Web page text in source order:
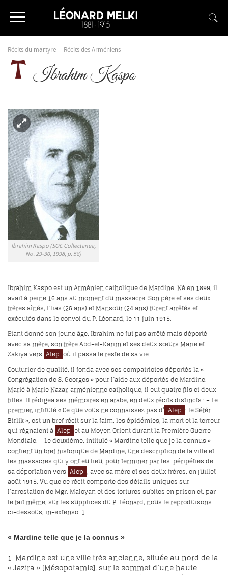
Récits du martyre Récits des Arméniens
Ibrahim Kaspo
Ibrahim Kaspo (SOC Collectanea,
No. 29-30, 1998, p. 58)
Ibrahim Kaspo est un Arménien catholique de Mardine. Né en 1899, il
avait à peine 16 ans au moment du massacre. Son père et ses deux
frères aînés, Elias (26 ans) et Mansour (24 ans) furent arrêtés et
exécutés dans le convoi du P. Léonard, le 11 juin 1915.
Etant donné son jeune âge, Ibrahim ne fut pas arrêté mais déporté
avec sa mère, son frère Abd-el-Karim et ses deux sœurs Marie et
Zakiya vers Alep où il passa le reste de sa vie.
Couturier de qualité, il fonda avec ses compatriotes déportés la «
Congrégation de S. Georges » pour l’aide aux déportés de Mardine.
Marié à Marie Nazar, arménienne catholique, il eut quatre fils et deux
filles. Il rédigea ses mémoires en arabe, en deux récits distincts : – Le
premier, intitulé « Ce que vous ne connaissez pas d’ Alep : le Séfér
Birlik », est un bref récit sur la faim, les épidémies, la mort et la terreur
qui régnaient à Alep et au Moyen Orient durant la Première Guerre
Mondiale. – Le deuxième, intitulé « Mardine telle que je la connus »
contient un bref historique de Mardine, une description de la ville et
les massacres qui y ont eu lieu, pour terminer par les péripéties de
sa déportation vers Alep , avec sa mère et ses deux frères, en juillet-
août 1915. Vu que ce récit comporte des détails uniques sur
l’arrestation de Mgr. Maloyan et des tortures subites en prison et, par
le fait même, sur les supplices du P. Léonard, nous le reproduisons
ci-dessous, in-extenso. 1
« Mardine telle que je la connus »
1. Mardine est une ville très ancienne, située au nord de la
« Jazira » [Mésopotamie], sur le sommet d’une haute